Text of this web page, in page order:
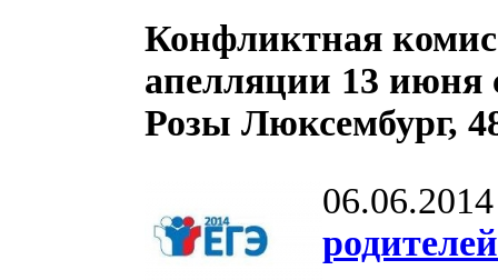
Конфликтная
апелляции 13 июня
Розы Люксембург,
06.06.2014